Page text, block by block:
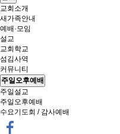
교회소개
새가족안내
예배·모임
설교
교회학교
섬김사역
커뮤니티
주일오후예배
주일설교
주일오후예배
수요기도회 / 감사예배